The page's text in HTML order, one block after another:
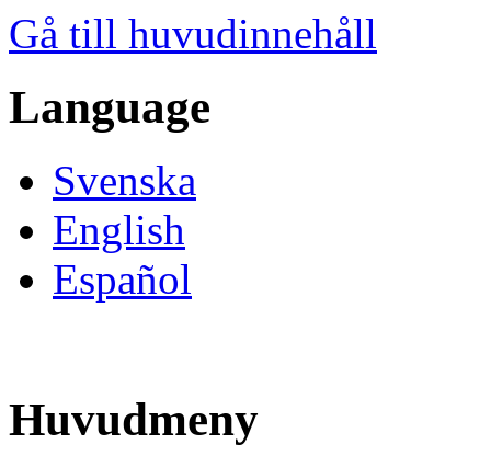
Gå till huvudinnehåll
Language
Svenska
English
Español
Huvudmeny